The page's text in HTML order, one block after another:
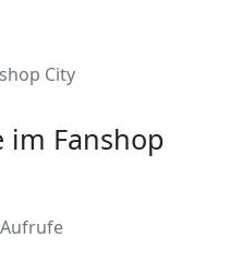
City
Fanshop